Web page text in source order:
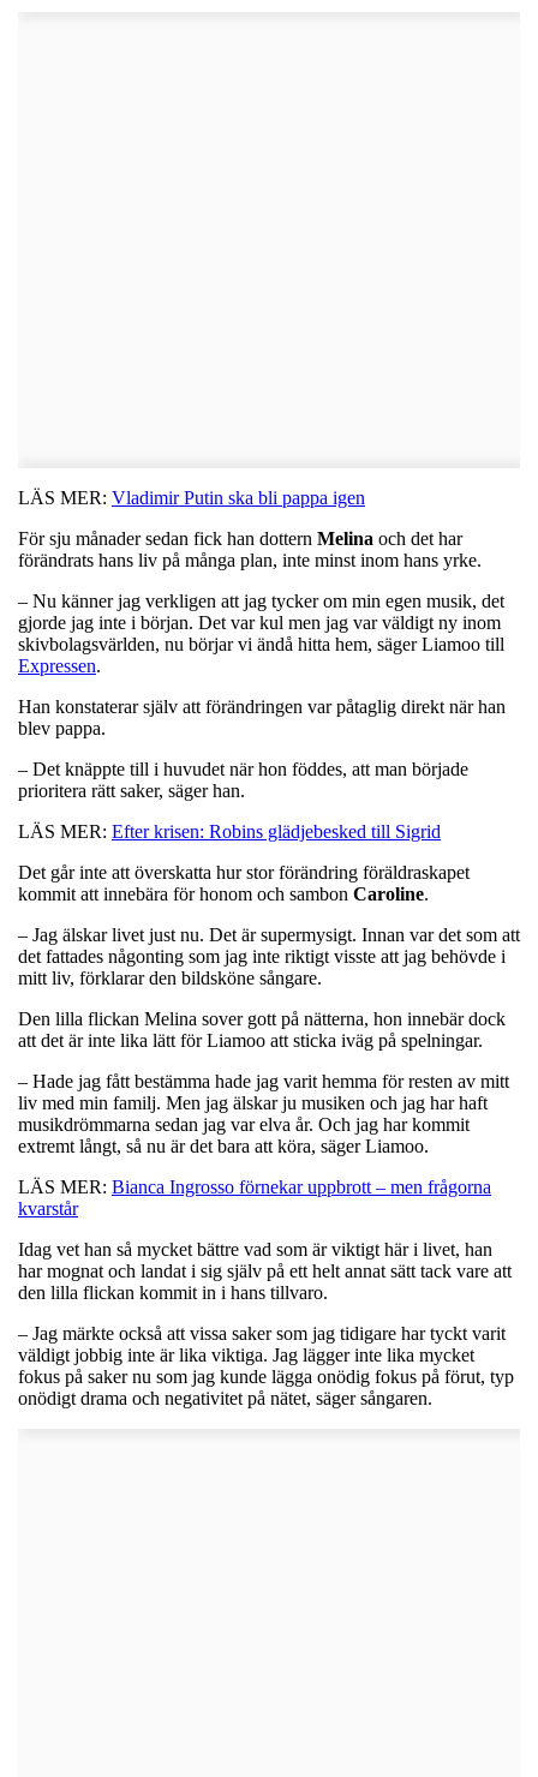
LÄS MER: Vladimir Putin ska bli pappa igen
För sju månader sedan fick han dottern Melina och det har
förändrats hans liv på många plan, inte minst inom hans yrke.
– Nu känner jag verkligen att jag tycker om min egen musik, det
gjorde jag inte i början. Det var kul men jag var väldigt ny inom
skivbolagsvärlden, nu börjar vi ändå hitta hem, säger Liamoo till
Expressen.
Han konstaterar själv att förändringen var påtaglig direkt när han
blev pappa.
– Det knäppte till i huvudet när hon föddes, att man började
prioritera rätt saker, säger han.
LÄS MER: Efter krisen: Robins glädjebesked till Sigrid
Det går inte att överskatta hur stor förändring föräldraskapet
kommit att innebära för honom och sambon Caroline.
– Jag älskar livet just nu. Det är supermysigt. Innan var det som att
det fattades någonting som jag inte riktigt visste att jag behövde i
mitt liv, förklarar den bildsköne sångare.
Den lilla flickan Melina sover gott på nätterna, hon innebär dock
att det är inte lika lätt för Liamoo att sticka iväg på spelningar.
– Hade jag fått bestämma hade jag varit hemma för resten av mitt
liv med min familj. Men jag älskar ju musiken och jag har haft
musikdrömmarna sedan jag var elva år. Och jag har kommit
extremt långt, så nu är det bara att köra, säger Liamoo.
LÄS MER: Bianca Ingrosso förnekar uppbrott – men frågorna
kvarstår
Idag vet han så mycket bättre vad som är viktigt här i livet, han
har mognat och landat i sig själv på ett helt annat sätt tack vare att
den lilla flickan kommit in i hans tillvaro.
– Jag märkte också att vissa saker som jag tidigare har tyckt varit
väldigt jobbig inte är lika viktiga. Jag lägger inte lika mycket
fokus på saker nu som jag kunde lägga onödig fokus på förut, typ
onödigt drama och negativitet på nätet, säger sångaren.